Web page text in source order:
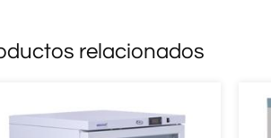
relacionados